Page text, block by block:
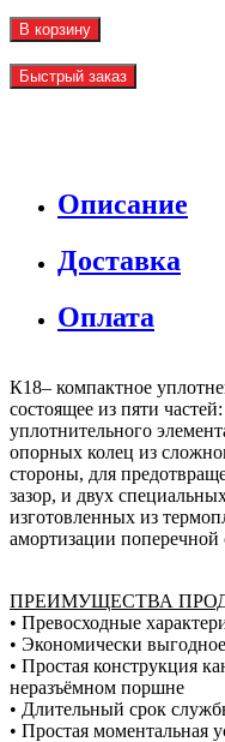
В корзину
Быстрый заказ
Описание
Доставка
Оплата
К18– компактное
состоящее из пяти
уплотнительного
опорных колец из
стороны, для
зазор, и двух
изготовленных из
амортизации поперечной
ПРЕИМУЩЕСТВА
• Превосходные
• Экономически
• Простая конструкция
неразъёмном поршне
• Длительный срок
• Простая моментальная